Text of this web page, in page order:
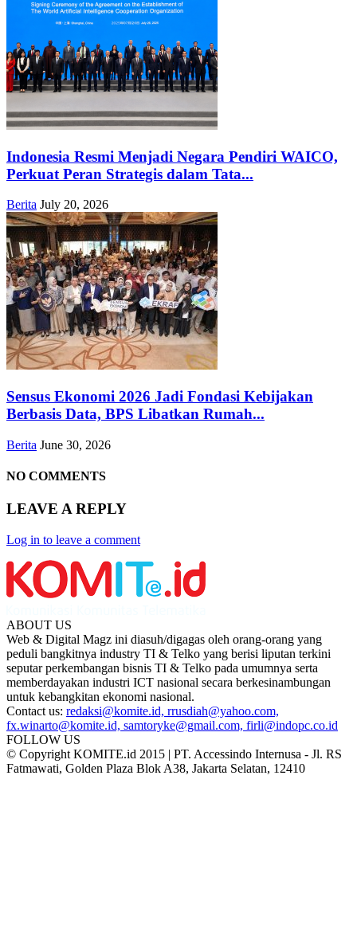
Indonesia Resmi Menjadi Negara Pendiri WAICO,
Perkuat Peran Strategis dalam Tata...
Berita July 20, 2026
Sensus Ekonomi 2026 Jadi Fondasi Kebijakan
Berbasis Data, BPS Libatkan Rumah...
Berita June 30, 2026
NO COMMENTS
LEAVE A REPLY
Log in to leave a comment
ABOUT US
Web & Digital Magz ini diasuh/digagas oleh orang-orang yang
peduli bangkitnya industry TI & Telko yang berisi liputan terkini
seputar perkembangan bisnis TI & Telko pada umumnya serta
memberdayakan industri ICT nasional secara berkesinambungan
untuk kebangkitan ekonomi nasional.
Contact us: redaksi@komite.id, rrusdiah@yahoo.com,
fx.winarto@komite.id, samtoryke@gmail.com, firli@indopc.co.id
FOLLOW US
© Copyright KOMITE.id 2015 | PT. Accessindo Internusa - Jl. RS
Fatmawati, Golden Plaza Blok A38, Jakarta Selatan, 12410